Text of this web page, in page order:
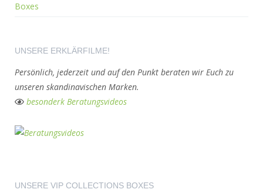
Boxes
UNSERE ERKLÄRFILME!
Persönlich, jederzeit und auf den Punkt beraten wir Euch zu
unseren skandinavischen Marken.
besonderk Beratungsvideos
UNSERE VIP COLLECTIONS BOXES